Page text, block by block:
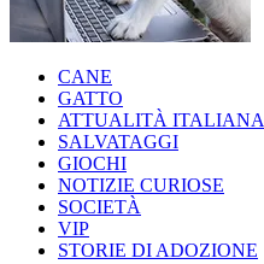
CANE
GATTO
ATTUALITÀ ITALIANA
SALVATAGGI
GIOCHI
NOTIZIE CURIOSE
SOCIETÀ
VIP
STORIE DI ADOZIONE